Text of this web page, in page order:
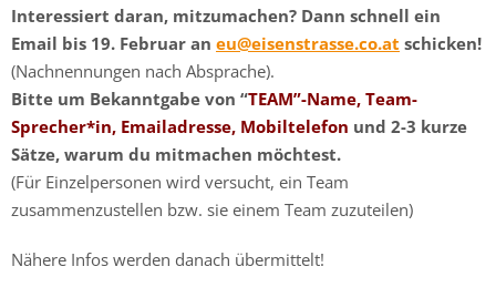
Interessiert daran, mitzumachen? Dann schnell ein
Email bis 19. Februar an eu@eisenstrasse.co.at schicken!
(Nachnennungen nach Absprache).
Bitte um Bekanntgabe von “TEAM”-Name, Team-
Sprecher*in, Emailadresse, Mobiltelefon und 2-3 kurze
Sätze, warum du mitmachen möchtest.
(Für Einzelpersonen wird versucht, ein Team
zusammenzustellen bzw. sie einem Team zuzuteilen)
Nähere Infos werden danach übermittelt!